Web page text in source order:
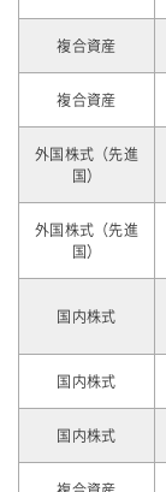
複合資産
複合資産
外国株式（先進
国）
外国株式（先進
国）
国内株式
国内株式
国内株式